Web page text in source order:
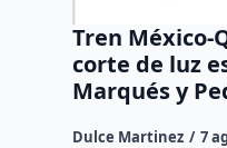
Tren México-
corte de luz
Marqués y
Dulce Martinez 7